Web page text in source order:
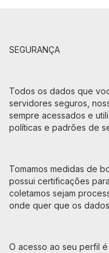
SEGURANÇA
Todos os dados que
servidores seguros,
sempre acessados e
políticas e padrões de
Tomamos medidas de
possui certificações
coletamos sejam
onde quer que os
O acesso ao seu perfil